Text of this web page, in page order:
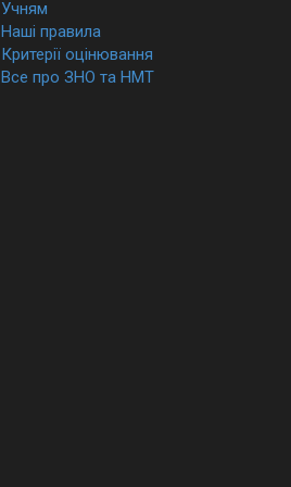
Учням
Наші правила
Критерії оцінювання
Все про ЗНО та НМТ